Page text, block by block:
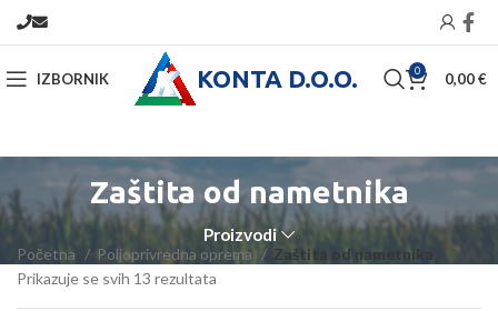
IZBORNIK KONTA D.O.O. 0 0,00€
Zaštita od nametnika
Proizvodi
Početna Poljoprivredna oprema
Zaštita od nametnika
Prikazuje se svih 13 rezultata